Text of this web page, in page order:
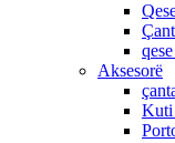
Aksesorë
Kuti